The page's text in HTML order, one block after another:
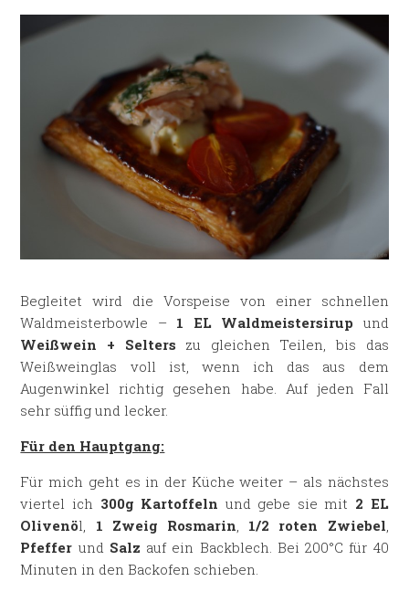
Begleitet wird die Vorspeise von einer schnellen
Waldmeisterbowle – 1 EL Waldmeistersirup und
Weißwein + Selters zu gleichen Teilen, bis das
Weißweinglas voll ist, wenn ich das aus dem
Augenwinkel richtig gesehen habe. Auf jeden Fall
sehr süffig und lecker.
Für den Hauptgang:
Für mich geht es in der Küche weiter – als nächstes
viertel ich 300g Kartoffeln und gebe sie mit 2 EL
Olivenöl, 1 Zweig Rosmarin, 1/2 roten Zwiebel,
Pfeffer und Salz auf ein Backblech. Bei 200°C für 40
Minuten in den Backofen schieben.